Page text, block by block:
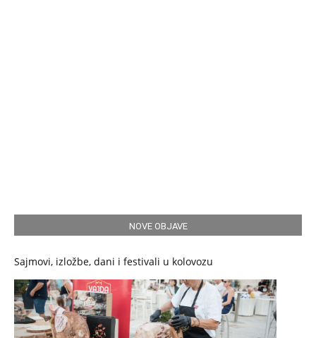
NOVE OBJAVE
Sajmovi, izložbe, dani i festivali u kolovozu